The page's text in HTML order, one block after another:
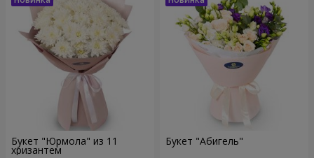
Букет "Юрмола" из 11
хризантем
Букет "Абигель"